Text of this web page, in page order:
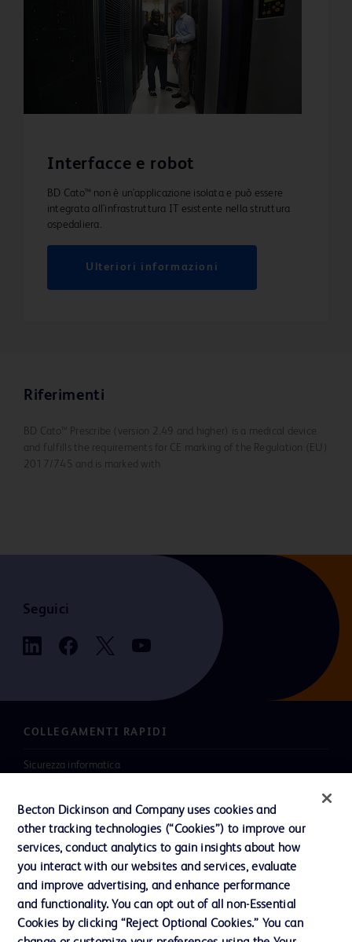
Interfacce e robot
BD Cato™ non è un'applicazione isolata e può essere
integrata all'infrastruttura IT esistente nella struttura
ospedaliera.
Ulteriori informazioni
Riferimenti
BD Cato™ Prescribe (version 2.49 and higher) is a medical device
and fulfills the requirements for CE marking of the Regulation (EU)
2017/745 and is marked with
Seguici
COLLEGAMENTI RAPIDI
Sicurezza informatica
Investitori
Notizie, media e blog
La nostra azienda
Becton Dickinson and Company uses cookies and
other tracking technologies (“Cookies”) to improve our
services, conduct analytics to gain insights about how
you interact with our websites and services, evaluate
and improve advertising, and enhance performance
and functionality. You can opt out of all non-Essential
Cookies by clicking “Reject Optional Cookies.” You can